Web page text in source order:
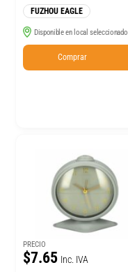
FUZHOU EAGLE
Disponible en local seleccionado
Comprar
PRECIO
$7.65 Inc. IVA